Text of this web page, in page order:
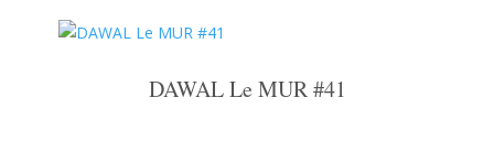
DAWAL Le MUR #41